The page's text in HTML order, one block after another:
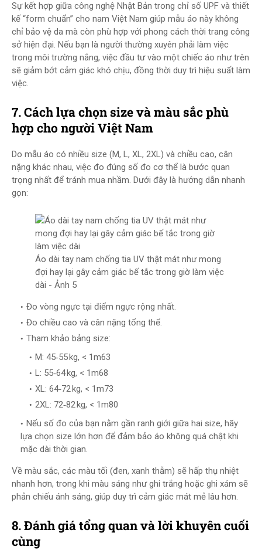
Sự kết hợp giữa công nghệ Nhật Bản trong chỉ số UPF và thiết
kế “form chuẩn” cho nam Việt Nam giúp mẫu áo này không
chỉ bảo vệ da mà còn phù hợp với phong cách thời trang công
sở hiện đại. Nếu bạn là người thường xuyên phải làm việc
trong môi trường nắng, việc đầu tư vào một chiếc áo như trên
sẽ giảm bớt cảm giác khó chịu, đồng thời duy trì hiệu suất làm
việc.
7. Cách lựa chọn size và màu sắc phù
hợp cho người Việt Nam
Do mẫu áo có nhiều size (M, L, XL, 2XL) và chiều cao, cân
nặng khác nhau, việc đo đúng số đo cơ thể là bước quan
trọng nhất để tránh mua nhầm. Dưới đây là hướng dẫn nhanh
gọn:
Áo dài tay nam chống tia UV thật mát như mong
đợi hay lại gây cảm giác bế tắc trong giờ làm việc
dài - Ảnh 5
Đo vòng ngực tại điểm ngực rộng nhất.
Đo chiều cao và cân nặng tổng thể.
Tham khảo bảng size:
M: 45‑55 kg, < 1m63
L: 55‑64 kg, < 1m68
XL: 64‑72 kg, < 1m73
2XL: 72‑82 kg, < 1m80
Nếu số đo của bạn nằm gần ranh giới giữa hai size, hãy
lựa chọn size lớn hơn để đảm bảo áo không quá chật khi
mặc dài thời gian.
Về màu sắc, các màu tối (đen, xanh thẫm) sẽ hấp thụ nhiệt
nhanh hơn, trong khi màu sáng như ghi trắng hoặc ghi xám sẽ
phản chiếu ánh sáng, giúp duy trì cảm giác mát mẻ lâu hơn.
8. Đánh giá tổng quan và lời khuyên cuối
cùng